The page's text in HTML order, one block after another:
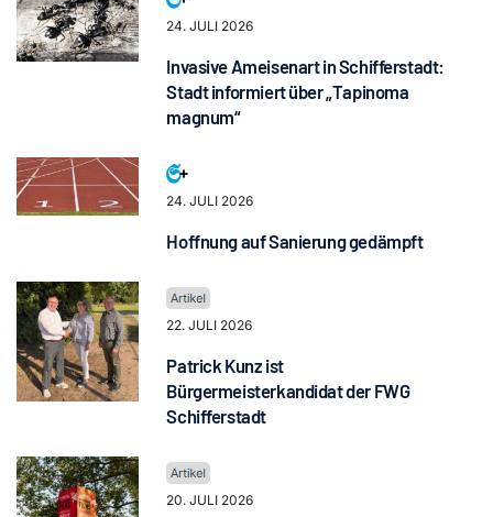
24. JULI 2026
Invasive Ameisenart in Schifferstadt:
Stadt informiert über „Tapinoma
magnum“
24. JULI 2026
Hoffnung auf Sanierung gedämpft
22. JULI 2026
Patrick Kunz ist
Bürgermeisterkandidat der FWG
Schifferstadt
20. JULI 2026